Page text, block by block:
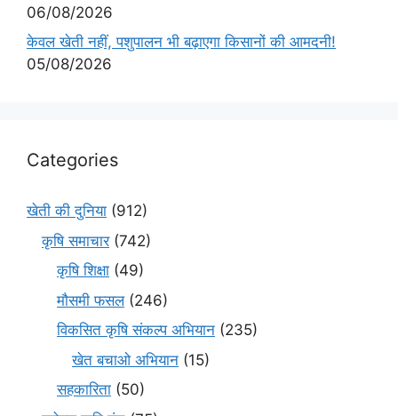
06/08/2026
केवल खेती नहीं, पशुपालन भी बढ़ाएगा किसानों की आमदनी!
05/08/2026
Categories
खेती की दुनिया (912)
कृषि समाचार(742)
कृषि शिक्षा (49)
मौसमी फसल(246)
विकसित कृषि संकल्प अभियान (235)
खेत बचाओ अभियान (15)
सहकारिता (50)